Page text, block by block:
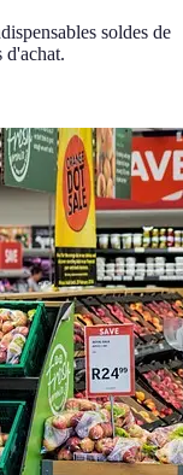
soldes de
d'achat.